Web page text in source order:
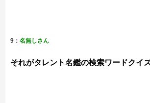
9：名無しさん
それがタレント名鑑の検索ワードクイ